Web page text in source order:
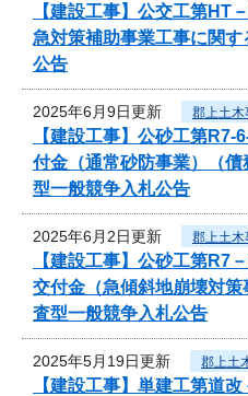
【建設工事】公交工第
急対策補助事業工事に関
公告
2025年6月9日更新 郡上土木
【建設工事】公砂工第
付金（通常砂防事業）（
型一般競争入札公告
2025年6月2日更新 郡上土木
【建設工事】公砂工第
交付金（急傾斜地崩壊対
査型一般競争入札公告
2025年5月19日更新 郡上土
【建設工事】単建工第道